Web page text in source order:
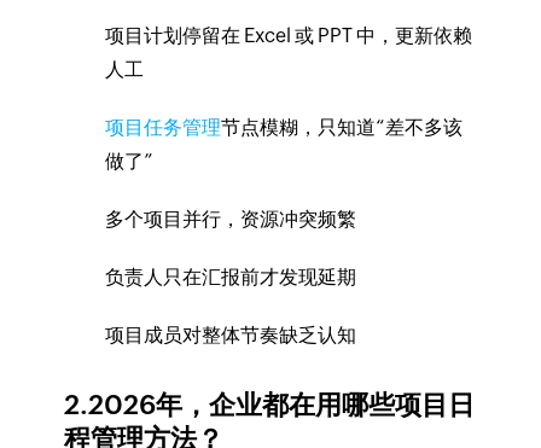
项目计划停留在 Excel 或 PPT 中，更新依赖
人工
项目任务管理节点模糊，只知道“差不多该
做了”
多个项目并行，资源冲突频繁
负责人只在汇报前才发现延期
项目成员对整体节奏缺乏认知
2.2026年，企业都在用哪些项目日
程管理方法？